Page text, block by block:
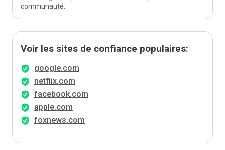
communauté.
Voir les sites de confiance populaires:
google.com
netflix.com
facebook.com
apple.com
foxnews.com